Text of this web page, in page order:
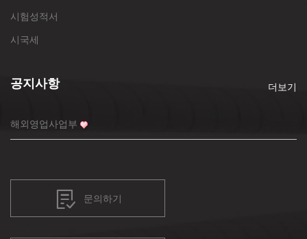
시험성적서
시국세
공지사항
해외영업사업부
더보기
문의하기